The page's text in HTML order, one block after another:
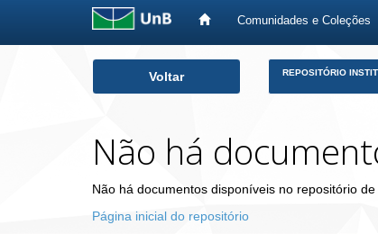
Comunidades e Coleções
Voltar REPOSITÓRIO
Não há
Não há documentos disponíveis no repositório
Página inicial do repositório